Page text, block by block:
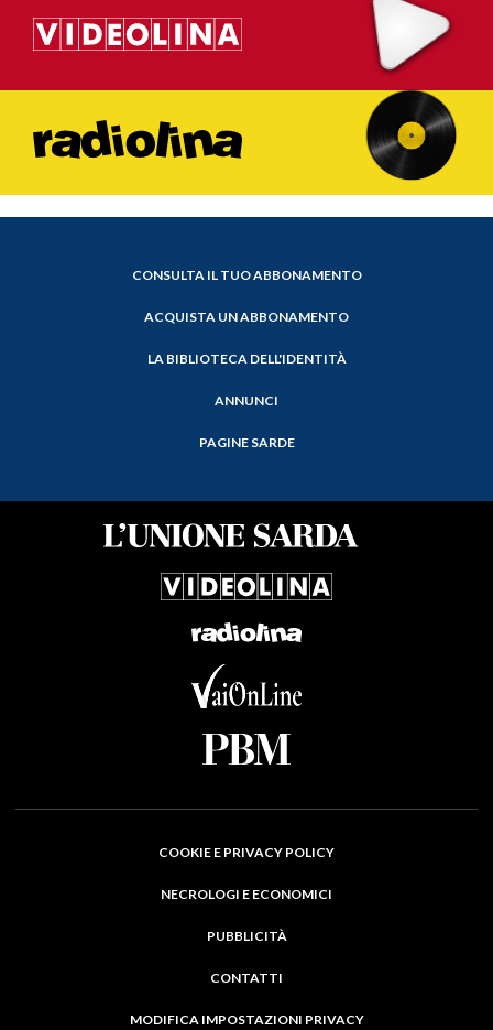
CONSULTA IL TUO ABBONAMENTO
ACQUISTA UN ABBONAMENTO
LA BIBLIOTECA DELL'IDENTITÀ
ANNUNCI
PAGINE SARDE
COOKIE E PRIVACY POLICY
NECROLOGI E ECONOMICI
PUBBLICITÀ
CONTATTI
MODIFICA IMPOSTAZIONI PRIVACY